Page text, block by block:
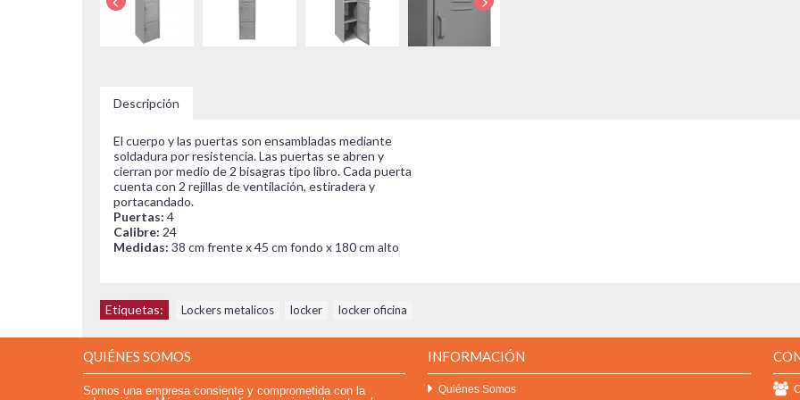
Descripción
El cuerpo y las puertas son ensambladas mediante
soldadura por resistencia. Las puertas se abren y
cierran por medio de 2 bisagras tipo libro. Cada puerta
cuenta con 2 rejillas de ventilación, estiradera y
portacandado.
Puertas: 4
Calibre: 24
Medidas: 38 cm frente x 45 cm fondo x 180 cm alto
Etiquetas: Lockers metalicos locker locker oficina
QUIÉNES SOMOS
Somos una empresa consiente y comprometida con la
INFORMACIÓN
Quiénes Somos